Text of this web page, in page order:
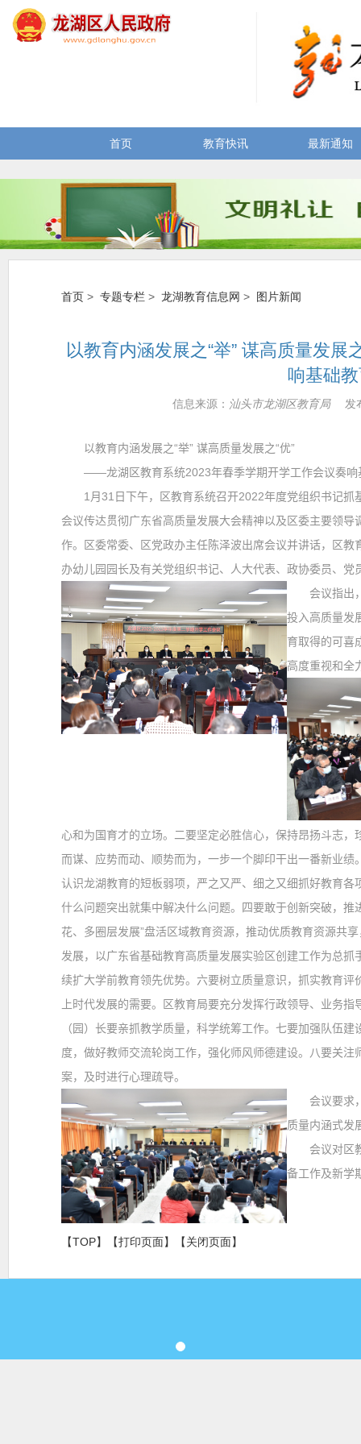
首页 教育快讯 最新通知
首页 > 专题专栏 > 龙湖教育信息网 > 图片新闻
以教育内涵发展之“举” 谋高质量发展
响基础
信息来源： 汕头市龙湖区教育局发
以教育内涵发展之“举” 谋高质量发展之“优”
——龙湖区教育系统2023年春季学期开学工作会议奏
1月31 日下午，区教育系统召开2022年度党组织书记抓
会议传达贯彻广东省高质量发展大会精神以及区委主要领
作。区委常委、区党政办主任陈泽波出席会议并讲话，区
办幼儿园园长及有关党组织书记、人大代表、政协委员、党
会议指出，
投入高质量发
育取得的可喜
高度重视和全
心和为国育才的立场。 二要坚定必胜信心，保持昂扬斗志，
而谋、应势而动、顺势而为，一步一个脚印干出一番新业绩
认识龙湖教育的短板弱项，严之又严、细之又细抓好教育
什么问题突出就集中解决什么问题。
四要敢于创新突破，推
花、多圈层发展”盘活区域教育资源，推动优质教育资源共
发展，以广东省基础教育高质量发展实验区创建工作为总
续扩大学前教育领先优势。 六要树立质量意识，抓实教育评
上时代发展的需要。区教育局要充分发挥行政领导、业务
（园）长要亲抓教学质量，科学统筹工作。 七要加强队伍建
度，做好教师交流轮岗工作，强化师风师德建设。 八要关注
案，及时进行心理疏导。
会议要求，
质量内涵式发
会议对区
备工作及新学
【TOP】 【打印页面】【关闭页面】